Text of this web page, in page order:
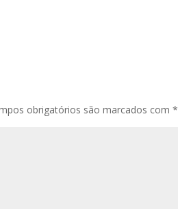
obrigatórios são marcados com*